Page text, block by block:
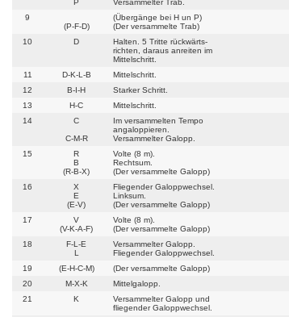
P
Versammelter Trab.
9
(P-F-D)
(Übergänge bei H un P)
(Der versammelte Trab)
10 D
Halten. 5 Tritte rückwärts-
richten, daraus anreiten im
Mittelschritt.
11 D-K-L-B Mittelschritt.
12
B-I-H Starker Schritt.
13
H-C Mittelschritt.
14
C
C-M-R
Im versammelten Tempo
angaloppieren.
Versammelter Galopp.
15
R
B
(R-B-X)
Volte (8 m).
Rechtsum.
(Der versammelte Galopp)
16
X
E
(E-V)
Fliegender Galoppwechsel.
Linksum.
(Der versammelte Galopp)
17
V
(V-K-A-F)
Volte (8 m).
(Der versammelte Galopp)
18
F-L-E
L
Versammelter Galopp.
Fliegender Galoppwechsel.
19 (E-H-C-M) (Der versammelte Galopp)
20
M-X-K Mittelgalopp.
21
K
Versammelter Galopp und
fliegender Galoppwechsel.